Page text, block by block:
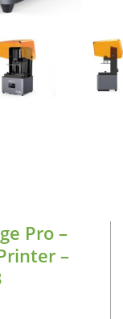
Pro –
–